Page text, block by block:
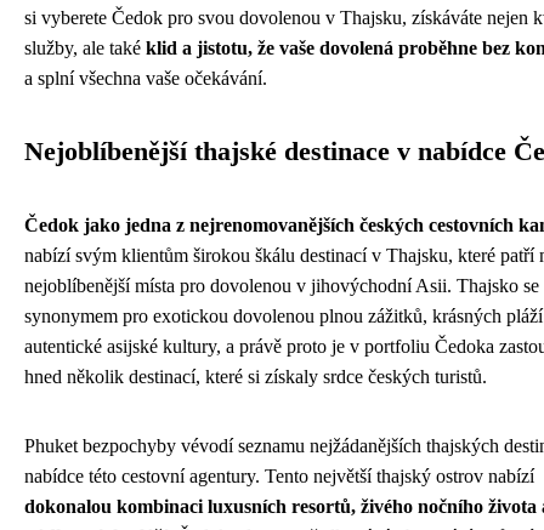
si vyberete Čedok pro svou dovolenou v Thajsku, získáváte nejen
služby, ale také klid a jistotu, že vaše dovolená proběhne bez
a splní všechna vaše očekávání.
Nejoblíbenější thajské destinace v nabídce
Čedok jako jedna z nejrenomovanějších českých cestovních
nabízí svým klientům širokou škálu destinací v Thajsku, které patří
nejoblíbenější místa pro dovolenou v jihovýchodní Asii. Thajsko se
synonymem pro exotickou dovolenou plnou zážitků, krásných
autentické asijské kultury, a právě proto je v portfoliu Čedoka
hned několik destinací, které si získaly srdce českých turistů.
Phuket bezpochyby vévodí seznamu nejžádanějších thajských
nabídce této cestovní agentury. Tento největší thajský ostrov nabízí
dokonalou kombinaci luxusních resortů, živého nočního života